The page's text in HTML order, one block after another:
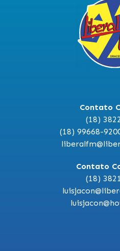
Contato
(18)
(18) 99668-
Contato
(18)